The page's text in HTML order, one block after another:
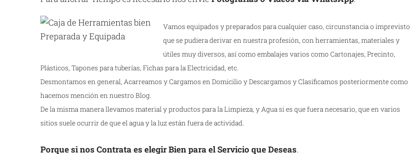
Vamos equipados y preparados para cualquier caso, circunstancia o imprevisto
que se pudiera derivar en nuestra profesión, con herramientas, materiales y
útiles muy diversos, así como embalajes varios como Cartonajes, Precinto,
Plásticos, Tapones para tuberías, Fichas para la Electricidad, etc.
Desmontamos en general, Acarreamos y Cargamos en Domicilio y Descargamos y Clasificamos posteriormente como
hacemos mención en nuestro Blog.
De la misma manera llevamos material y productos para la Limpieza, y Agua si es que fuera necesario, que en varios
sitios suele ocurrir de que el agua y la luz están fuera de actividad.
Porque si nos Contrata es elegir Bien para el Servicio que Deseas.